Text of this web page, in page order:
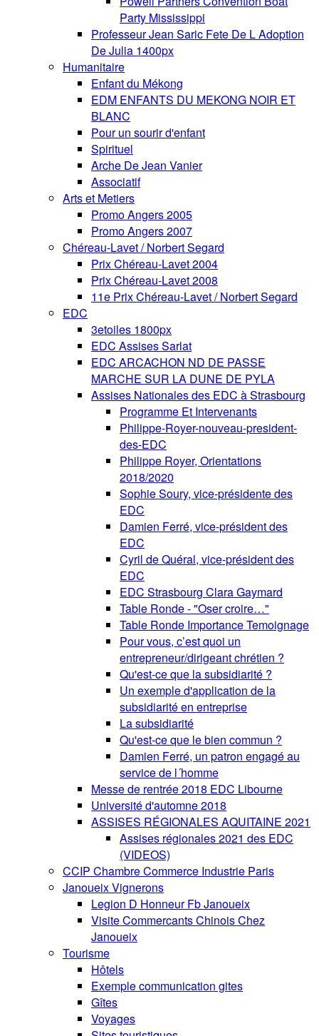
Party Mississippi
Professeur Jean Saric Fete De L Adoption
De Julia 1400px
Humanitaire
Enfant du Mékong
EDM ENFANTS DU MEKONG NOIR ET
BLANC
Pour un sourir d'enfant
Spirituel
Arche De Jean Vanier
Associatif
Arts et Metiers
Promo Angers 2005
Promo Angers 2007
Chéreau-Lavet / Norbert Segard
Prix Chéreau-Lavet 2004
Prix Chéreau-Lavet 2008
11e Prix Chéreau-Lavet / Norbert Segard
EDC
3etoiles 1800px
EDC Assises Sarlat
EDC ARCACHON ND DE PASSE
MARCHE SUR LA DUNE DE PYLA
Assises Nationales des EDC à Strasbourg
Programme Et Intervenants
Philippe-Royer-nouveau-president-
des-EDC
Philippe Royer, Orientations
2018/2020
Sophie Soury, vice-présidente des
EDC
Damien Ferré, vice-président des
EDC
Cyril de Quéral, vice-président des
EDC
EDC Strasbourg Clara Gaymard
Table Ronde - "Oser croire…"
Table Ronde Importance Temoignage
Pour vous, c’est quoi un
entrepreneur/dirigeant chrétien ?
Qu'est-ce que la subsidiarité ?
Un exemple d'application de la
subsidiarité en entreprise
La subsidiarité
Qu'est-ce que le bien commun ?
Damien Ferré, un patron engagé au
service de l´homme
Messe de rentrée 2018 EDC Libourne
Université d'automne 2018
ASSISES RÉGIONALES AQUITAINE 2021
Assises régionales 2021 des EDC
(VIDEOS)
CCIP Chambre Commerce Industrie Paris
Janoueix Vignerons
Legion D Honneur Fb Janoueix
Visite Commercants Chinois Chez
Janoueix
Tourisme
Hôtels
Exemple communication gites
Gîtes
Voyages